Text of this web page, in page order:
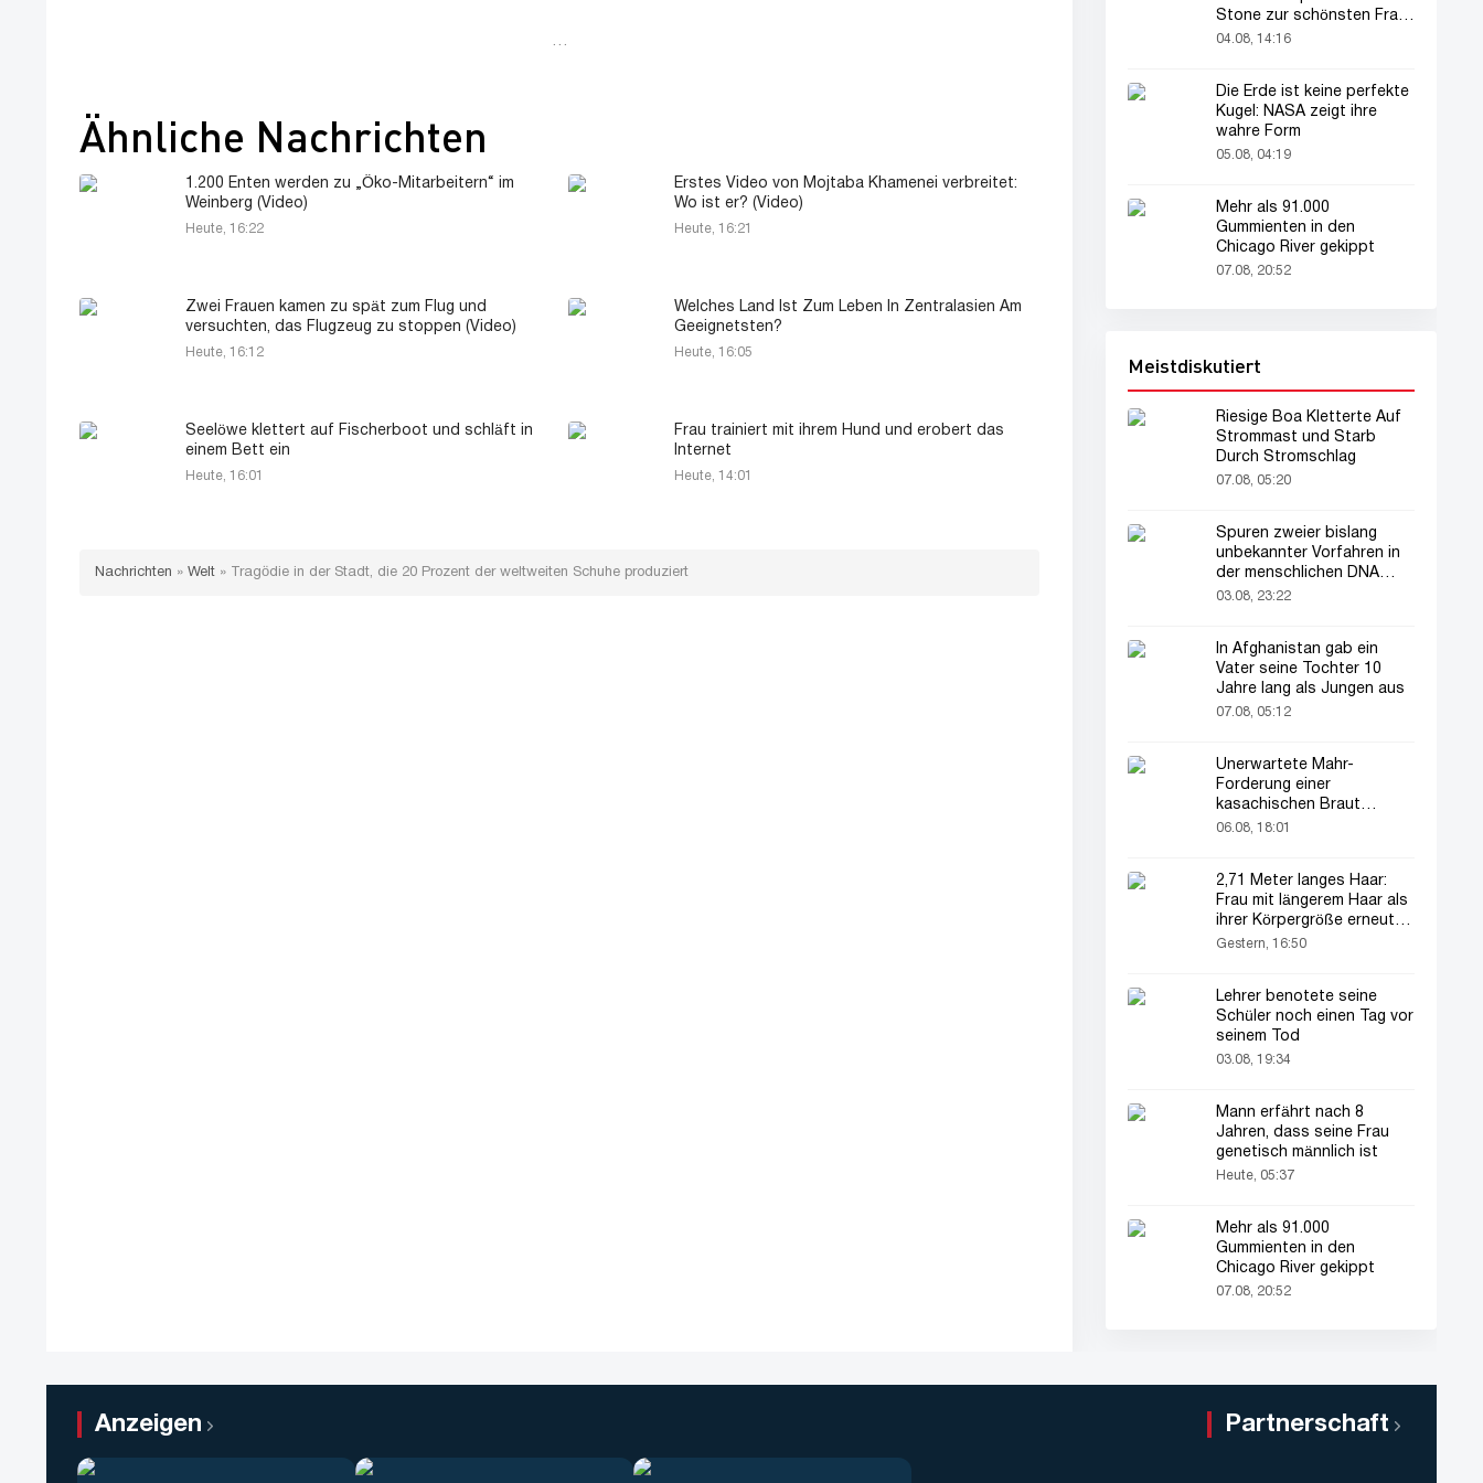
…
Ähnliche Nachrichten
1.200 Enten werden zu „Öko-Mitarbeitern“ im
Weinberg (Video)
Heute, 16:22
Erstes Video von Mojtaba Khamenei verbreitet:
Wo ist er? (Video)
Heute, 16:21
Zwei Frauen kamen zu spät zum Flug und
versuchten, das Flugzeug zu stoppen (Video)
Heute, 16:12
Welches Land Ist Zum Leben In Zentralasien Am
Geeignetsten?
Heute, 16:05
Seelöwe klettert auf Fischerboot und schläft in
einem Bett ein
Heute, 16:01
Frau trainiert mit ihrem Hund und erobert das
Internet
Heute, 14:01
Nachrichten » Welt » Tragödie in der Stadt, die 20 Prozent der weltweiten Schuhe produziert
Stone zur schönsten Frau
der Welt gekürt
04.08, 14:16
Die Erde ist keine perfekte
Kugel: NASA zeigt ihre
wahre Form
05.08, 04:19
Mehr als 91.000
Gummienten in den
Chicago River gekippt
07.08, 20:52
Meistdiskutiert
Riesige Boa Kletterte Auf
Strommast und Starb
Durch Stromschlag
07.08, 05:20
Spuren zweier bislang
unbekannter Vorfahren in
der menschlichen DNA
entdeckt
03.08, 23:22
In Afghanistan gab ein
Vater seine Tochter 10
Jahre lang als Jungen aus
07.08, 05:12
Unerwartete Mahr-
Forderung einer
kasachischen Braut
verblüfft alle
06.08, 18:01
2,71 Meter langes Haar:
Frau mit längerem Haar als
ihrer Körpergröße erneut im
Rampenlicht
Gestern, 16:50
Lehrer benotete seine
Schüler noch einen Tag vor
seinem Tod
03.08, 19:34
Mann erfährt nach 8
Jahren, dass seine Frau
genetisch männlich ist
Heute, 05:37
Mehr als 91.000
Gummienten in den
Chicago River gekippt
07.08, 20:52
Anzeigen Partnerschaft